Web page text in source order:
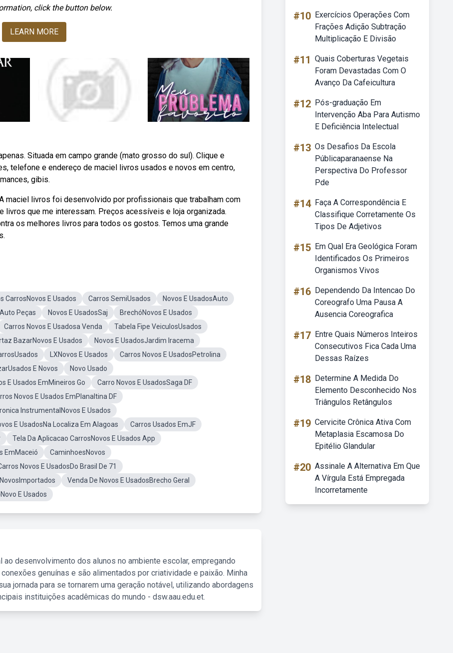
click the button below.
LEARN MORE
Situada em campo grande (mato grosso do sul). Clique e
telefone e endereço de maciel livros usados e novos em centro,
gibis.
maciel livros foi desenvolvido por profissionais que trabalham com
livros que me interessam. Preços acessíveis e loja organizada.
os melhores livros para todos os gostos. Temos uma grande
CarrosNovos E Usados Carros SemiUsados
Novos E UsadosAuto
Peças Novos E UsadosSaj
BrechóNovos E Usados
Carros Novos E Usadosa Venda
Tabela Fipe VeiculosUsados
BazarNovos E Usados
Novos E UsadosJardim Iracema
LXNovos E Usados
Carros Novos E UsadosPetrolina
E Novos
Novo Usado
E Usados EmMineiros Go
Carro Novos E UsadosSaga DF
Novos E Usados EmPlanaltina DF
InstrumentalNovos E Usados
E UsadosNa Localiza Em Alagoas
Carros Usados EmJF
Tela Da Aplicacao CarrosNovos E Usados App
EmMaceió
CaminhoesNovos
Novos E UsadosDo Brasil De 71
Venda De Novos E UsadosBrecho Geral
E Usados
ao desenvolvimento dos alunos no ambiente escolar, empregando
genuínas e são alimentados por criatividade e paixão. Minha
jornada para se tornarem uma geração notável, utilizando abordagens
instituições acadêmicas do mundo - dsw.aau.edu.et.
#10 Exercícios Operações Com
Frações Adição Subtração
Multiplicação E Divisão
#11 Quais Coberturas Vegetais
Foram Devastadas Com O
Avanço Da Cafeicultura
#12 Pós-graduação Em
Intervenção Aba Para Autismo
E Deficiência Intelectual
#13 Os Desafios Da Escola
Públicaparanaense Na
Perspectiva Do Professor
Pde
#14 Faça A Correspondência E
Classifique Corretamente Os
Tipos De Adjetivos
#15 Em Qual Era Geológica Foram
Identificados Os Primeiros
Organismos Vivos
#16 Dependendo Da Intencao Do
Coreografo Uma Pausa A
Ausencia Coreografica
#17 Entre Quais Números Inteiros
Consecutivos Fica Cada Uma
Dessas Raízes
#18 Determine A Medida Do
Elemento Desconhecido Nos
Triângulos Retângulos
#19 Cervicite Crônica Ativa Com
Metaplasia Escamosa Do
Epitélio Glandular
#20 Assinale A Alternativa Em Que
A Vírgula Está Empregada
Incorretamente